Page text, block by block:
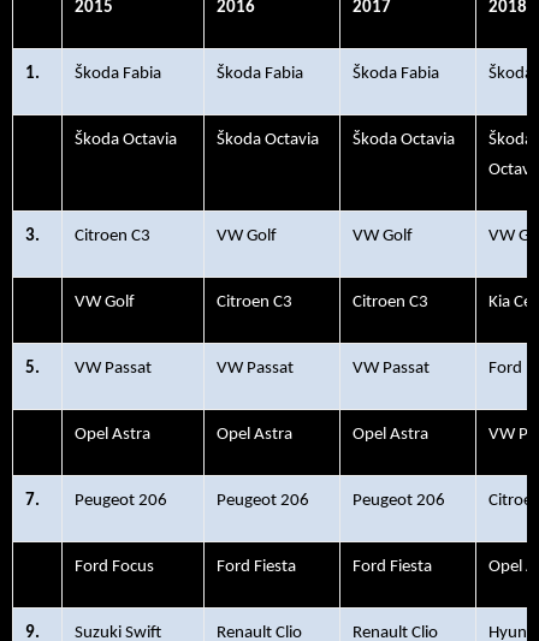
2015 2016 2017 2018
1. Škoda Fabia Škoda Fabia Škoda Fabia Škoda
Škoda Octavia Škoda Octavia Škoda Octavia
Škoda
3. Citroen C3 VW Golf VW Golf VW
VW Golf Citroen C3 Citroen C3 Kia
5. VW Passat VW Passat VW Passat Ford
Opel Astra Opel Astra Opel Astra VW
7. Peugeot 206 Peugeot 206 Peugeot 206
Ford Focus Ford Fiesta Ford Fiesta Opel
9. Suzuki Swift Renault Clio Renault Clio